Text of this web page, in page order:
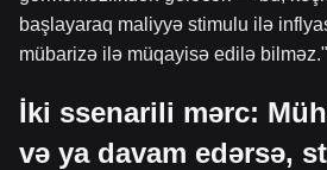
başlayaraq maliyyə stimulu ilə
mübarizə ilə müqayisə edilə bilməz."
İki ssenarili mərc:
və ya davam edərsə,